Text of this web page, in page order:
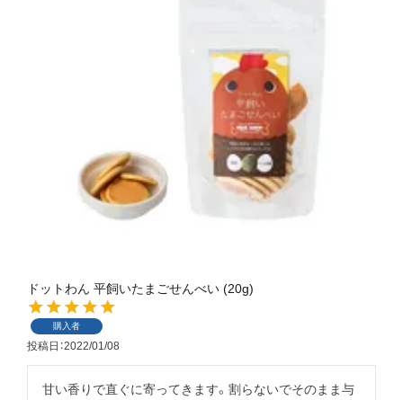
ドットわん 平飼いたまごせんべい (20g)
購入者
投稿日 2022/01/08
甘い香りで直ぐに寄ってきます。割らないでそのまま与